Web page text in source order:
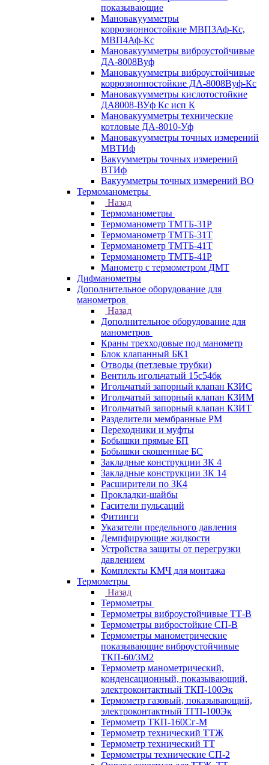
показывающие
Мановакуумметры
коррозионностойкие МВП3Аф-Кс,
МВП4Аф-Кс
Мановакуумметры виброустойчивые
ДА-8008Вуф
Мановакуумметры виброустойчивые
коррозионностойкие ДА-8008Вуф-Кс
Мановакуумметры кислотостойкие
ДА8008-ВУф Кс исп К
Мановакуумметры технические
котловые ДА-8010-Уф
Мановакуумметры точных измерений
МВТИф
Вакуумметры точных измерений
ВТИф
Вакуумметры точных измерений ВО
Термоманометры
Назад
Термоманометры
Термоманометр ТМТБ-31Р
Термоманометр ТМТБ-31Т
Термоманометр ТМТБ-41Т
Термоманометр ТМТБ-41Р
Манометр с термометром ДМТ
Дифманометры
Дополнительное оборудование для
манометров
Назад
Дополнительное оборудование для
манометров
Краны трехходовые под манометр
Блок клапанный БК1
Отводы (петлевые трубки)
Вентиль игольчатый 15с54бк
Игольчатый запорный клапан КЗИС
Игольчатый запорный клапан КЗИМ
Игольчатый запорный клапан КЗИТ
Разделители мембранные РМ
Переходники и муфты
Бобышки прямые БП
Бобышки скошенные БС
Закладные конструкции ЗК 4
Закладные конструкции ЗК 14
Расширители по ЗК4
Прокладки-шайбы
Гасители пульсаций
Фитинги
Указатели предельного давления
Демпфирующие жидкости
Устройства защиты от перегрузки
давлением
Комплекты КМЧ для монтажа
Термометры
Назад
Термометры
Термометры виброустойчивые ТТ-В
Термометры вибростойкие СП-В
Термометры манометрические
показывающие виброустойчивые
ТКП-60/3М2
Термометр манометрический,
конденсационный, показывающий,
электроконтактный ТКП-100Эк
Термометр газовый, показывающий,
электроконтактный ТГП-100Эк
Термометр ТКП-160Сг-М
Термометр технический ТТЖ
Термометр технический ТТ
Термометры технические СП-2